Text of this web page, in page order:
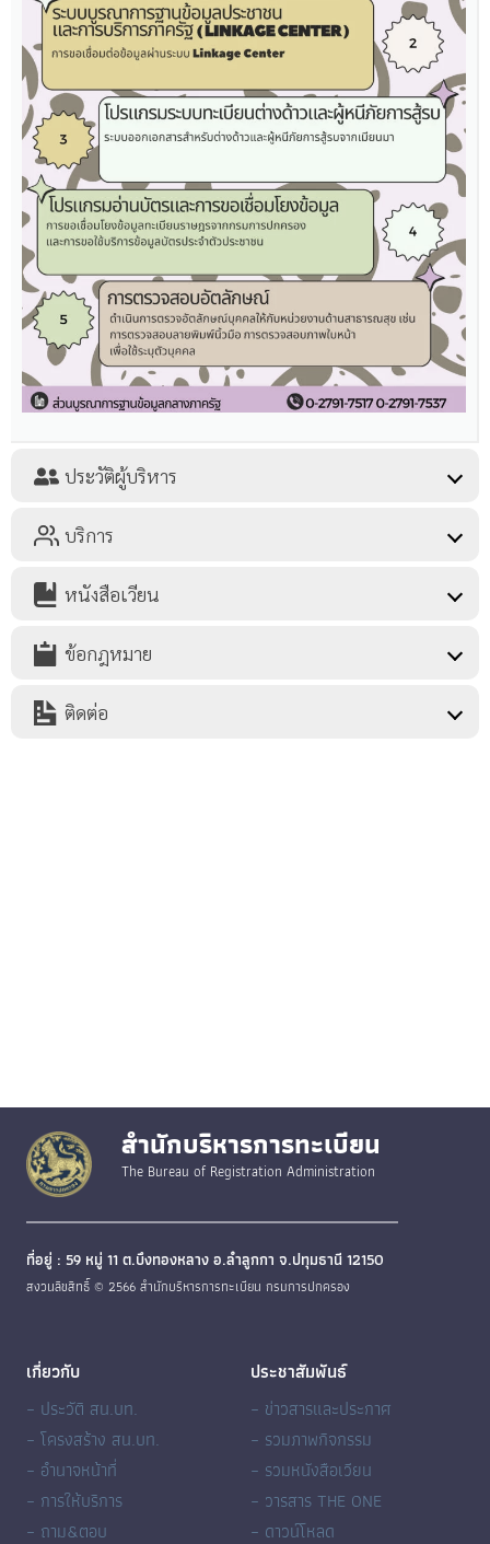
ประวัติผู้บริหาร
บริการ
หนังสือเวียน
ข้อกฎหมาย
ติดต่อ
สำนักบริหารการทะเบียน
The Bureau of Registration Administration
ที่อยู่ : 59 หมู่ 11 ต.บึงทองหลาง อ.ลำลูกกา จ.ปทุมธานี 12150
สงวนลิขสิทธิ์ © 2566 สำนักบริหารการทะเบียน กรมการปกครอง
เกี่ยวกับ
– ประวัติ สน.บท.
– โครงสร้าง สน.บท.
– อำนาจหน้าที่
– การให้บริการ
– ถาม&ตอบ
ประชาสัมพันธ์
– ข่าวสารและประกาศ
– รวมภาพกิจกรรม
– รวมหนังสือเวียน
– วารสาร THE ONE
– ดาวน์โหลด